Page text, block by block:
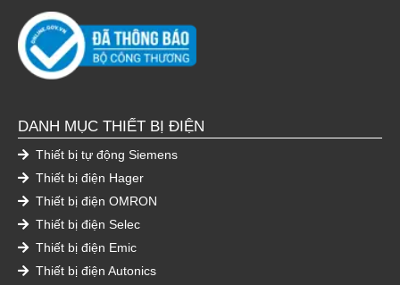
DANH MỤC THIẾT BỊ ĐIỆN
Thiết bị tự động Siemens
Thiết bị điện Hager
Thiết bị điện OMRON
Thiết bị điện Selec
Thiết bị điện Emic
Thiết bị điện Autonics